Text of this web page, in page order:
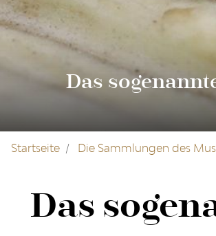
Das
Startseite Die Sammlungen des
Das